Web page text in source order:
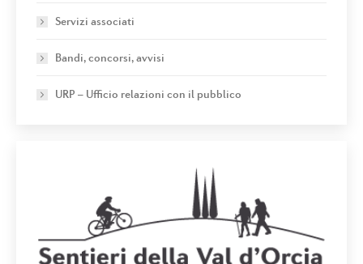
Servizi associati
Bandi, concorsi, avvisi
URP – Ufficio relazioni con il pubblico